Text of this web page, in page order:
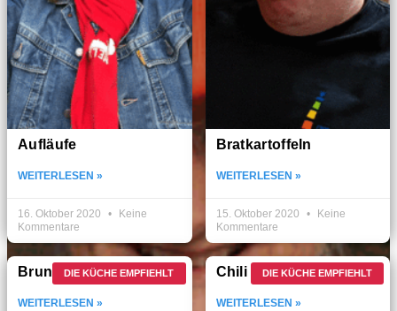
Aufläufe
WEITERLESEN »
16. Oktober 2020
Keine
Kommentare
Bratkartoffeln
WEITERLESEN »
15. Oktober 2020
Keine
Kommentare
DIE KÜCHE EMPFIEHLT
Brunch
WEITERLESEN »
DIE KÜCHE EMPFIEHLT
Chili
WEITERLESEN »